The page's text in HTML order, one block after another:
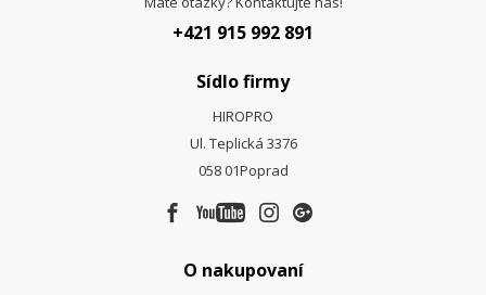
+421 915 992 891
Sídlo firmy
HIROPRO
Ul. Teplická 3376
058 01Poprad
O nakupovaní